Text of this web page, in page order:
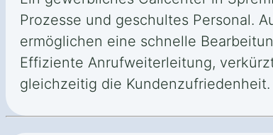
Prozesse und geschultes Personal.
ermöglichen eine schnelle
Effiziente Anrufweiterleitung,
gleichzeitig die Kundenzufriedenheit.